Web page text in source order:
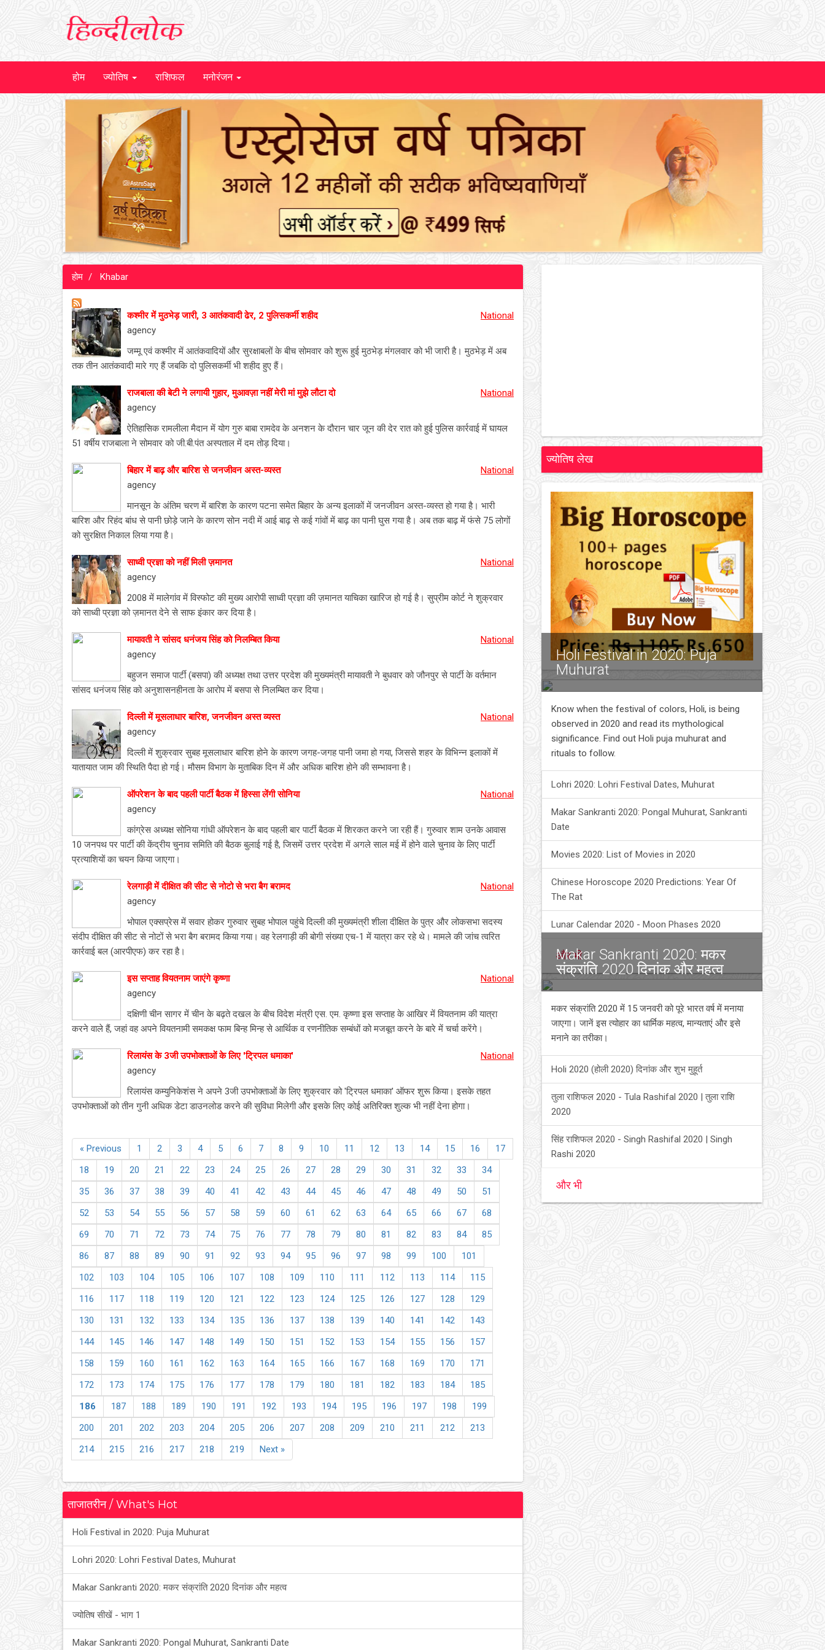
होम ज्योतिष राशिफल मनोरंजन
होम Khabar
कश्मीर में मुठभेड़ जारी, 3 आतंकवादी ढेर, 2 पुलिसकर्मी शहीद
National
agency
जम्मू एवं कश्मीर में आतंकवादियों और सुरक्षाबलों के बीच सोमवार को शुरू हुई मुठभेड़ मंगलवार को भी जारी है। मुठभेड़ में अब
तक तीन आतंकवादी मारे गए हैं जबकि दो पुलिसकर्मी भी शहीद हुए हैं।
राजबाला की बेटी ने लगायी गुहार, मुआवज़ा नहीं मेरी मां मुझे लौटा दो
National
agency
ऐतिहासिक रामलीला मैदान में योग गुरु बाबा रामदेव के अनशन के दौरान चार जून की देर रात को हुई पुलिस कार्रवाई में घायल
51 वर्षीय राजबाला ने सोमवार को जी.बी.पंत अस्पताल में दम तोड़ दिया।
बिहार में बाढ़ और बारिश से जनजीवन अस्त-व्यस्त
National
agency
मानसून के अंतिम चरण में बारिश के कारण पटना समेत बिहार के अन्य इलाकों में जनजीवन अस्त-व्यस्त हो गया है। भारी
बारिश और रिहंद बांध से पानी छोड़े जाने के कारण सोन नदी में आई बाढ़ से कई गांवों में बाढ़ का पानी घुस गया है। अब तक बाढ़ में फंसे 75 लोगों
को सुरक्षित निकाल लिया गया है।
साध्वी प्रज्ञा को नहीं मिली ज़मानत
National
agency
2008 में मालेगांव में विस्फोट की मुख्य आरोपी साध्वी प्रज्ञा की ज़मानत याचिका खारिज हो गई है। सुप्रीम कोर्ट ने शुक्रवार
को साध्वी प्रज्ञा को ज़मानत देने से साफ इंकार कर दिया है।
मायावती ने सांसद धनंजय सिंह को निलम्बित किया
National
agency
बहुजन समाज पार्टी (बसपा) की अध्यक्ष तथा उत्तर प्रदेश की मुख्यमंत्री मायावती ने बुधवार को जौनपुर से पार्टी के वर्तमान
सांसद धनंजय सिंह को अनुशासनहीनता के आरोप में बसपा से निलम्बित कर दिया।
दिल्ली में मूसलाधार बारिश, जनजीवन अस्त व्यस्त
National
agency
दिल्ली में शुक्रवार सुबह मूसलाधार बारिश होने के कारण जगह-जगह पानी जमा हो गया, जिससे शहर के विभिन्न इलाकों में
यातायात जाम की स्थिति पैदा हो गई। मौसम विभाग के मुताबिक दिन में और अधिक बारिश होने की सम्भावना है।
ऑपरेशन के बाद पहली पार्टी बैठक में हिस्सा लेंगी सोनिया
National
agency
कांग्रेस अध्यक्ष सोनिया गांधी ऑपरेशन के बाद पहली बार पार्टी बैठक में शिरकत करने जा रही हैं। गुरुवार शाम उनके आवास
10 जनपथ पर पार्टी की केंद्रीय चुनाव समिति की बैठक बुलाई गई है, जिसमें उत्तर प्रदेश में अगले साल मई में होने वाले चुनाव के लिए पार्टी
प्रत्याशियों का चयन किया जाएगा।
रेलगाड़ी में दीक्षित की सीट से नोटो से भरा बैग बरामद
National
agency
भोपाल एक्सप्रेस में सवार होकर गुरुवार सुबह भोपाल पहुंचे दिल्ली की मुख्यमंत्री शीला दीक्षित के पुत्र और लोकसभा सदस्य
संदीप दीक्षित की सीट से नोटों से भरा बैग बरामद किया गया। वह रेलगाड़ी की बोगी संख्या एच-1 में यात्रा कर रहे थे। मामले की जांच त्वरित
कार्रवाई बल (आरपीएफ) कर रहा है।
इस सप्ताह वियतनाम जाएंगे कृष्णा
National
agency
दक्षिणी चीन सागर में चीन के बढ़ते दखल के बीच विदेश मंत्री एस. एम. कृष्णा इस सप्ताह के आखिर में वियतनाम की यात्रा
करने वाले हैं, जहां वह अपने वियतनामी समकक्ष फाम बिन्ह मिन्ह से आर्थिक व रणनीतिक सम्बंधों को मजबूत करने के बारे में चर्चा करेंगे।
रिलायंस के 3जी उपभोक्ताओं के लिए 'ट्रिपल धमाका'
National
agency
रिलायंस कम्युनिकेशंस ने अपने 3जी उपभोक्ताओं के लिए शुक्रवार को 'ट्रिपल धमाका' ऑफर शुरू किया। इसके तहत
उपभोक्ताओं को तीन गुनी अधिक डेटा डाउनलोड करने की सुविधा मिलेगी और इसके लिए कोई अतिरिक्त शुल्क भी नहीं देना होगा।
« Previous 1 2 3 4 5 6 7 8 9 10 11 12 13 14 15 16
17
18
19 20 21 22 23 24 25 26 27 28 29 30 31 32 33
34
35
36 37 38 39 40 41 42 43 44 45 46 47 48 49 50
51
52
53 54 55 56 57 58 59 60 61 62 63 64 65 66 67
68
69
70 71 72 73 74 75 76 77 78 79 80 81 82 83 84
85
86
87 88 89 90 91 92 93 94 95 96 97 98 99 100
101
102
103 104 105 106 107 108 109 110 111 112 113 114
115
116
117 118 119 120 121 122 123 124 125 126 127 128
129
130
131 132 133 134 135 136 137 138 139 140 141 142
143
144
145 146 147 148 149 150 151 152 153 154 155 156
157
158
159 160 161 162 163 164 165 166 167 168 169 170
171
172
173 174 175 176 177 178 179 180 181 182 183 184
185
186
187 188 189 190 191 192 193 194 195 196 197 198
199
200
201 202 203 204 205 206 207 208 209 210 211 212
213
214
215 216 217 218 219 Next »
ताजातरीन / What's Hot
Holi Festival in 2020: Puja Muhurat
Lohri 2020: Lohri Festival Dates, Muhurat
Makar Sankranti 2020: मकर संक्रांति 2020 दिनांक और महत्व
ज्योतिष सीखें - भाग 1
Makar Sankranti 2020: Pongal Muhurat, Sankranti Date
ज्योतिष लेख
Holi Festival in 2020: Puja
Muhurat
Know when the festival of colors, Holi, is being
observed in 2020 and read its mythological
significance. Find out Holi puja muhurat and
rituals to follow.
Lohri 2020: Lohri Festival Dates, Muhurat
Makar Sankranti 2020: Pongal Muhurat, Sankranti
Date
Movies 2020: List of Movies in 2020
Chinese Horoscope 2020 Predictions: Year Of
The Rat
Lunar Calendar 2020 - Moon Phases 2020
और भी
Makar Sankranti 2020: मकर
संक्रांति 2020 दिनांक और महत्व
मकर संक्रांति 2020 में 15 जनवरी को पूरे भारत वर्ष में मनाया
जाएगा। जानें इस त्योहार का धार्मिक महत्व, मान्यताएं और इसे
मनाने का तरीका।
Holi 2020 (होली 2020) दिनांक और शुभ मुहूर्त
तुला राशिफल 2020 - Tula Rashifal 2020 | तुला राशि
2020
सिंह राशिफल 2020 - Singh Rashifal 2020 | Singh
Rashi 2020
और भी